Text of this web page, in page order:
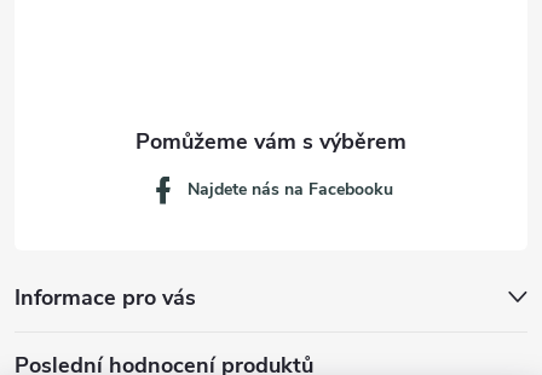
Informace pro vás
Najdete nás na Facebooku
Poslední hodnocení produktů